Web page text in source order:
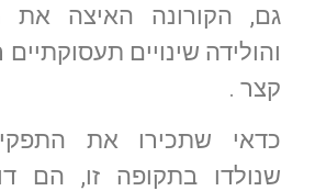
גם, הקורונה האיצה את
והולידה שינויים
קצר .
כדאי שתכירו את
שנולדו בתקופה זו, הם